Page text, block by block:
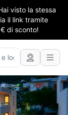
visto la stessa
il link tramite
di sconto!